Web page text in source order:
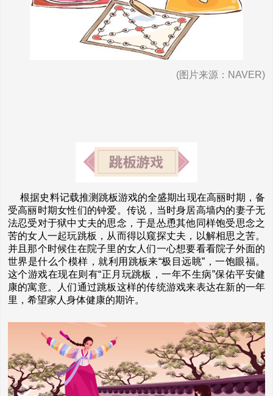
(图片来源：NAVER)
根据史料记载推测跳板游戏的全盛期出现在高丽时期，备
受高丽时期女性们的钟爱。传说，当时身居高墙内的妻子无
法忍受对于狱中丈夫的思念，于是怂恿其他同样饱受思念之
苦的女人一起玩跳板，从而得以窥探丈夫，以解相思之苦。
并且那个时候住在院子里的女人们一心想要看看院子外面的
世界是什么个模样，就利用跳板来“极目远眺”，一饱眼福。
这个游戏在现在则有“正月玩跳板，一年不生病”保佑平安健
康的寓意。人们通过跳板这样的传统游戏来表达在新的一年
里，希望家人身体健康的期许。